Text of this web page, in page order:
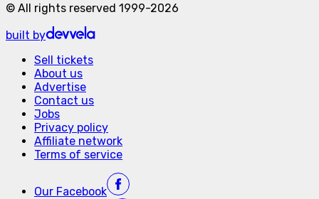
© All rights reserved 1999-2026
built by
Sell tickets
About us
Advertise
Contact us
Jobs
Privacy policy
Affiliate network
Terms of service
Our Facebook